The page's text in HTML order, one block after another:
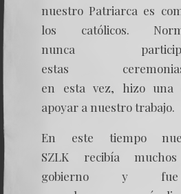
nuestro Patriarca es
los católicos.
nunca
estas
en esta vez, hizo una
apoyar a nuestro trabajo.
En este tiempo
SZLK recibía
gobierno y fue